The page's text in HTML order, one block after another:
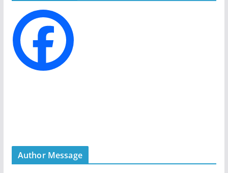
e
s
Author Message